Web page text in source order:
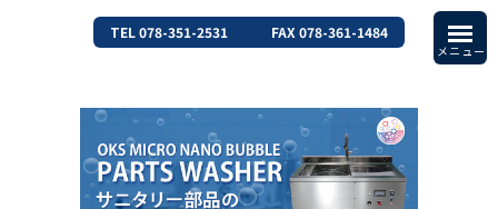
TEL 078-351-2531 FAX 078-361-1484